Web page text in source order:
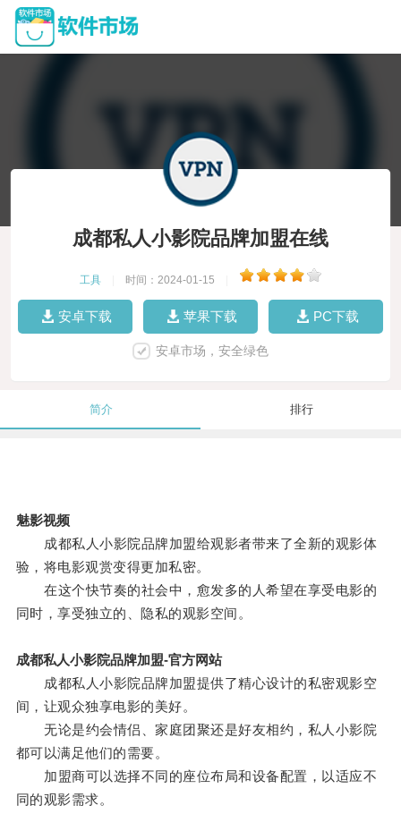
成都私人小影院品牌加盟在线
工具 时间：2024-01-15
安卓下载 苹果下载 PC下载
安卓市场，安全绿色
简介 排行
魅影视频
成都私人小影院品牌加盟给观影者带来了全新的观影体
验，将电影观赏变得更加私密。
在这个快节奏的社会中，愈发多的人希望在享受电影的
同时，享受独立的、隐私的观影空间。
成都私人小影院品牌加盟-官方网站
成都私人小影院品牌加盟提供了精心设计的私密观影空
间，让观众独享电影的美好。
无论是约会情侣、家庭团聚还是好友相约，私人小影院
都可以满足他们的需要。
加盟商可以选择不同的座位布局和设备配置，以适应不
同的观影需求。